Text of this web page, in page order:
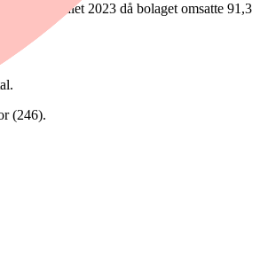
kvartalet 2023 då bolaget omsatte 91,3
(246).